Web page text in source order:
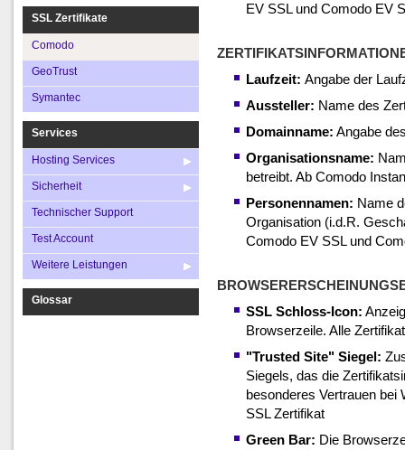
SSL Zertifikate
Comodo
GeoTrust
Symantec
Services
Hosting Services
Sicherheit
Technischer Support
Test Account
Weitere Leistungen
Glossar
EV SSL und Comodo EV
Laufzeit: Angabe der
Aussteller: Name des
Domainname: Angabe
Organisationsname:
betreibt. Ab Comodo
Personennamen: Name
Organisation (i.d.R.
Comodo EV SSL und
SSL Schloss-Icon:
Browserzeile. Alle
"Trusted Site" Siegel:
Siegels, das die
besonderes Vertrauen bei
SSL Zertifikat
Green Bar: Die